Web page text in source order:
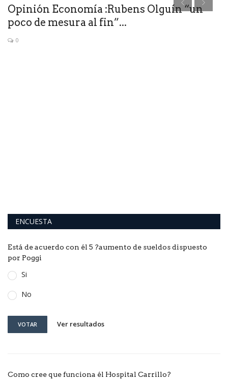
Opinión Economía :Rubens Olguín “un
poco de mesura al fin”...
0
ENCUESTA
Está de acuerdo con él 5 ?aumento de sueldos dispuesto
por Poggi
Si
No
VOTAR Ver resultados
Como cree que funciona él Hospital Carrillo?